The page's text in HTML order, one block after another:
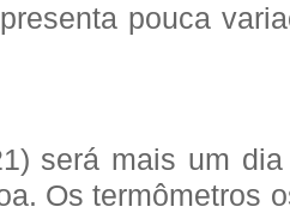
pouca
será mais um
Os termômetros